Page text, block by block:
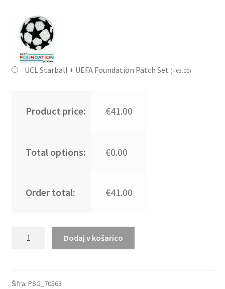
UCL Starball + UEFA Foundation Patch Set (+€3.00)
Product price: €41.00
Total options: €0.00
Order total: €41.00
dresi
Dodaj v košarico
Šifra: PSG_70563